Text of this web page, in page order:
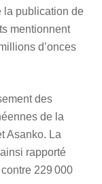
la publication de
mentionnent
d’onces
des
de la
Asanko. La
rapporté
229 000